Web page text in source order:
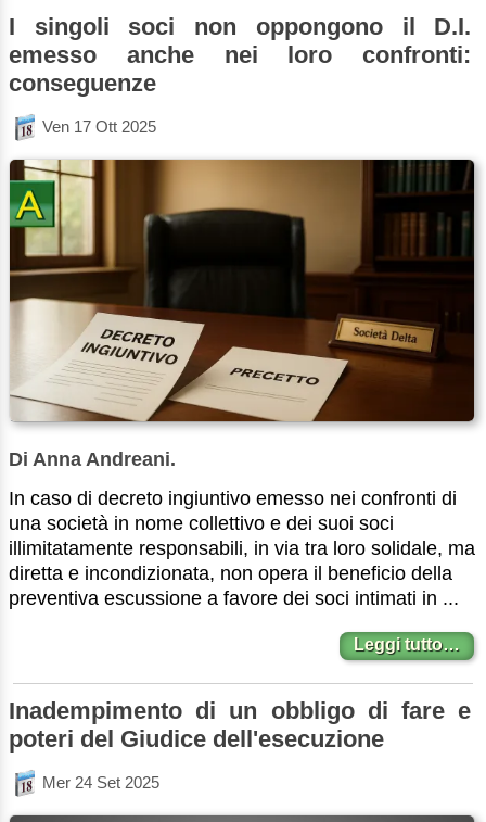
I singoli soci non oppongono il D.I.
emesso anche nei loro confronti:
conseguenze
Ven 17 Ott 2025
Di Anna Andreani.
In caso di decreto ingiuntivo emesso nei confronti di
una società in nome collettivo e dei suoi soci
illimitatamente responsabili, in via tra loro solidale, ma
diretta e incondizionata, non opera il beneficio della
preventiva escussione a favore dei soci intimati in ...
Leggi tutto…
Inadempimento di un obbligo di fare e
poteri del Giudice dell'esecuzione
Mer 24 Set 2025